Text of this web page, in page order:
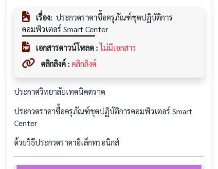
เรื่อง: ประกวดราคาซื้อครุภัณฑ์ชุดปฏิบัติการ
คอมพิวเตอร์ Smart Center
เอกสารดาวน์โหลด : ไม่มีเอกสาร
คลิกลิงค์ :คลิกลิงค์
ประกาศวิทยาลัยเทคนิคตราด
ประกวดราคาซื้อครุภัณฑ์ชุดปฏิบัติการคอมพิวเตอร์ Smart
Center
ด้วยวิธีประกวดราคาอิเล็กทรอนิกส์